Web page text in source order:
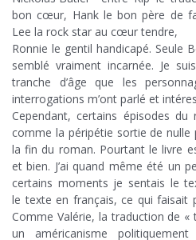
bon cœur, Hank le bon père de
Lee la rock star au cœur tendre,
Ronnie le gentil handicapé. Seule
semblé vraiment incarnée. Je
tranche d’âge que les
interrogations m’ont parlé et
Cependant, certains épisodes du
comme la péripétie sortie de
la fin du roman. Pourtant le livre
et bien. J’ai quand même été un
certains moments je sentais le
le texte en français, ce qui faisait
Comme Valérie, la traduction de
un américanisme